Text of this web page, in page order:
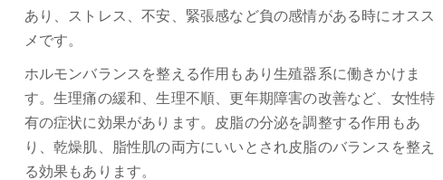
あり、ストレス、不安、緊張感など負の感情がある時にオスス
メです。
ホルモンバランスを整える作用もあり生殖器系に働きかけま
す。生理痛の緩和、生理不順、更年期障害の改善など、女性特
有の症状に効果があります。皮脂の分泌を調整する作用もあ
り、乾燥肌、脂性肌の両方にいいとされ皮脂のバランスを整え
る効果もあります。